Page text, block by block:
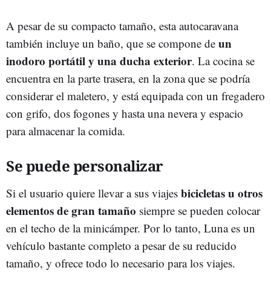
A pesar de su compacto tamaño, estaautocaravana
también incluye un baño, que se compone de un
inodoro portátil y una ducha exterior. La cocina se
encuentra en la parte trasera, en la zona que se podría
considerar el maletero, y está equipada con un fregadero
con grifo, dos fogones y hasta una nevera y espacio
para almacenar la comida.
Se puede personalizar
Si el usuario quiere llevar a sus viajes bicicletas u otros
elementos de gran tamaño siempre se pueden colocar
en el techo de la minicámper. Por lo tanto, Luna es un
vehículo bastante completo a pesar de su reducido
tamaño, y ofrece todo lo necesario para los viajes.